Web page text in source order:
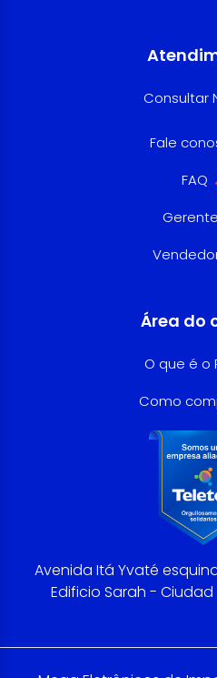
Consultar
Fale
FAQ
Área do
O que é o
Como
Avenida Itá Yvaté
Edificio Sarah -